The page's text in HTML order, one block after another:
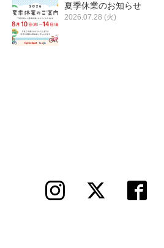
夏季休業のお知らせ
2026.07.28 (火)